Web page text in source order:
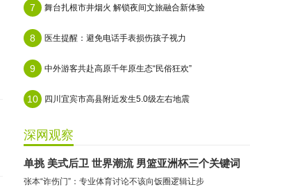
7 舞台扎根市井烟火 解锁夜间文旅融合新体验
8 医生提醒：避免电话手表损伤孩子视力
9 中外游客共赴高原千年原生态“民俗狂欢”
10 四川宜宾市高县附近发生5.0级左右地震
深网观察
单挑 美式后卫 世界潮流 男篮亚洲杯三个关键词
张本“诈伤门”：专业体育讨论不该向饭圈逻辑让步